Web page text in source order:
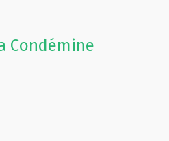
Condémine